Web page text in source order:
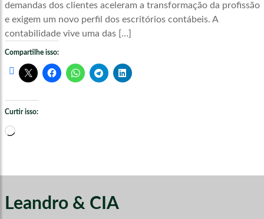
demandas dos clientes aceleram a transformação da profissão
e exigem um novo perfil dos escritórios contábeis. A
contabilidade vive uma das […]
Compartilhe isso:
Curtir isso:
Carregando...
Leandro & CIA